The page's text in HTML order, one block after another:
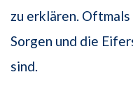
zu erklären.
Sorgen und die
sind.